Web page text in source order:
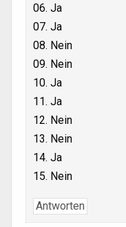
06. Ja
07. Ja
08. Nein
09. Nein
10. Ja
11. Ja
12. Nein
13. Nein
14. Ja
15. Nein
Antworten